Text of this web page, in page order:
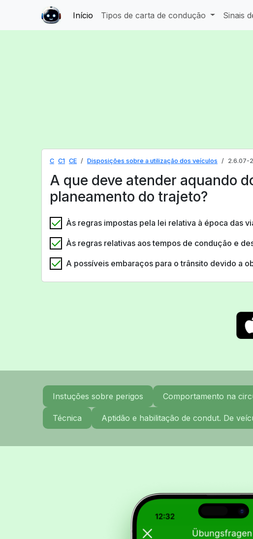
Início Tipos de carta de condução Sinais
C C1 CE Disposições sobre a utilização dos veículos 2.6.07-
A que deve atender aquando
planeamento do trajeto?
Às regras impostas pela lei relativa à época das
Às regras relativas aos tempos de condução e
A possíveis embaraços para o trânsito devido a
Instuções sobre perigos Comportamento na
Técnica Aptidão e habilitação de condut. De